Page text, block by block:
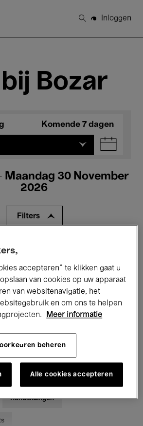
Zoeken
Inloggen
bij Bozar
Komende 7 dagen
Maandag 30 November
2026
Filters
Films
Lezingen & Debatten
Muziek Global Music
Kids’ Palace
Rondleidingen
accepteren” te klikken gaat u
van cookies op uw apparaat
van websitenavigatie, het
en om ons te helpen
Meer informatie
beheren
Alle cookies accepteren